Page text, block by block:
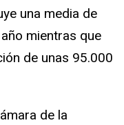
una media de
mientras que
de unas 95.000
de la